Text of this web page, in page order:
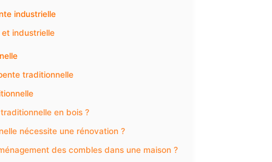
industrielle
industrielle
traditionnelle
en bois ?
nécessite une rénovation ?
des combles dans une maison ?